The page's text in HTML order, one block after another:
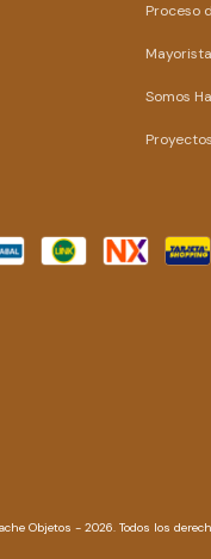
Proceso
Somos
Proyectos
Objetos - 2026. Todos los